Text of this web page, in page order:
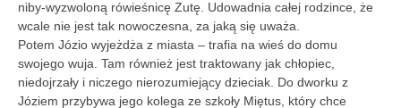
niby-wyzwoloną rówieśnicę Zutę. Udowadnia całej rodzince, że
wcale nie jest tak nowoczesna, za jaką się uważa.
Potem Józio wyjeżdża z miasta – trafia na wieś do domu
swojego wuja. Tam również jest traktowany jak chłopiec,
niedojrzały i niczego nierozumiejący dzieciak. Do dworku z
Józiem przybywa jego kolega ze szkoły Miętus, który chce